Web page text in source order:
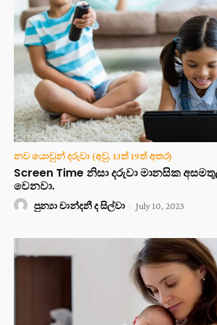
නව යොවුන් දරුවා (අවු. 13ත් 19ත් අතර)
Screen Time නිසා දරුවා මානසික
වෙනවා.
පුන්‍යා චාන්දනී ද සිල්වා - July 10, 2023